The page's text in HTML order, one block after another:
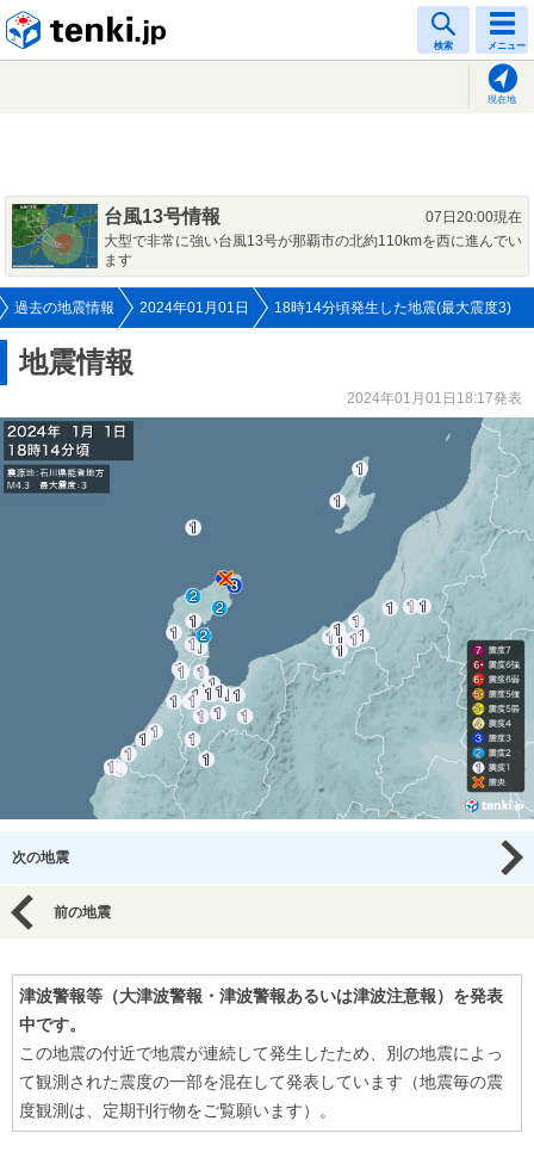
検索 メニュー
現在地
台風13号情報
07日20:00現在
大型で非常に強い台風13号が那覇市の北約110kmを西に進んでい
ます
過去の地震情報 2024年01月01日 18時14分頃発生した地震(最大震度3)
地震情報
2024年01月01日18:17発表
次の地震
前の地震
津波警報等（大津波警報・津波警報あるいは津波注意報）を発表
中です。
この地震の付近で地震が連続して発生したため、別の地震によっ
て観測された震度の一部を混在して発表しています（地震毎の震
度観測は、定期刊行物をご覧願います）。